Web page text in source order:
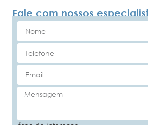
Fale com nossos